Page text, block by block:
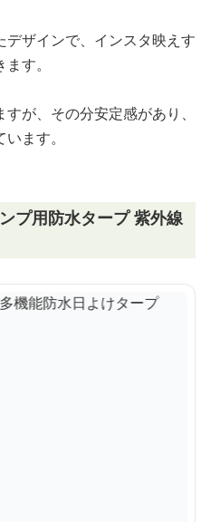
ザインで、インスタ映えす
す。
が、その分安定感があり、
ます。
プ用防水タープ 紫外線